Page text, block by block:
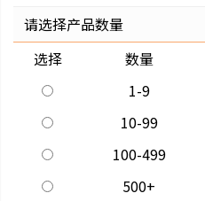
请选择产品数量
选择
数量
1-9
10-99
100-499
500+